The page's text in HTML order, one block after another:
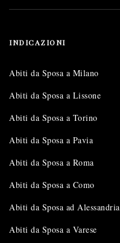
INDICAZIONI
Abiti da Sposa a Milano
Abiti da Sposa a Lissone
Abiti da Sposa a Torino
Abiti da Sposa a Pavia
Abiti da Sposa a Roma
Abiti da Sposa a Como
Abiti da Sposa ad Alessandria
Abiti da Sposa a Varese